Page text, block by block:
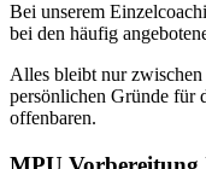
Bei unserem
bei den häufig
Alles bleibt nur
persönlichen Gründe für
offenbaren.